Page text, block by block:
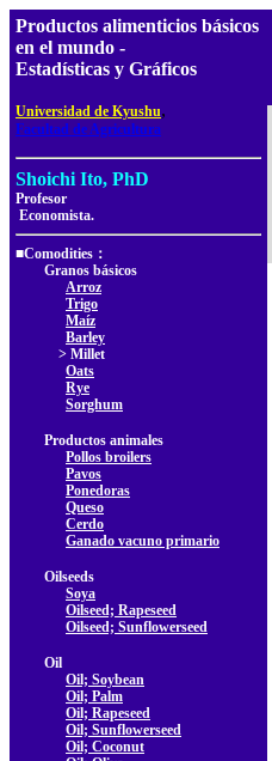
Productos alimenticios básicos
en el mundo -
Estadísticas y Gráficos
Universidad de Kyushu,
Facultad de Agricultura
Shoichi Ito, PhD
Profesor
Economista.
■Comodities：
Granos básicos
Arroz
Trigo
Maíz
Barley
> Millet
Oats
Rye
Sorghum
Productos animales
Pollos broilers
Pavos
Ponedoras
Queso
Cerdo
Ganado vacuno primario
Oilseeds
Soya
Oilseed; Rapeseed
Oilseed; Sunflowerseed
Oil
Oil; Soybean
Oil; Palm
Oil; Rapeseed
Oil; Sunflowerseed
Oil; Coconut